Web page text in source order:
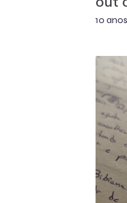
10